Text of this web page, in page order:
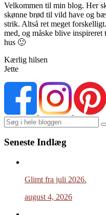
Velkommen til min blog. Her
skønne brød til vild have og
strik. Altså ret meget
med, og måske blive inspireret
hus 🙂
Kærlig hilsen
Jette
Seneste Indlæg
Glimt fra juli 2026.
august 4, 2026